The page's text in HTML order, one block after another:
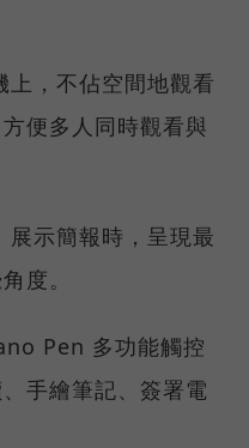
上，不佔空間地觀看
便多人同時觀看與
展示簡報時，呈現最
度。
Pen 多功能觸控
手繪筆記、簽署電